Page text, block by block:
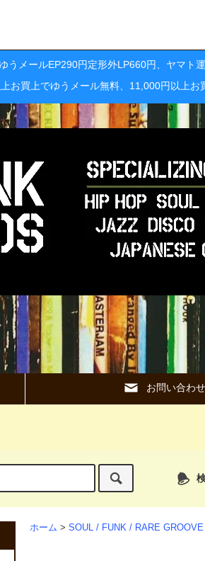
うメールEP290円定形外LP660円、ヤマト
お買上でゆうメール無料、11,000円以上お
お問い合わせ
ホーム > SOUL / FUNK / RARE